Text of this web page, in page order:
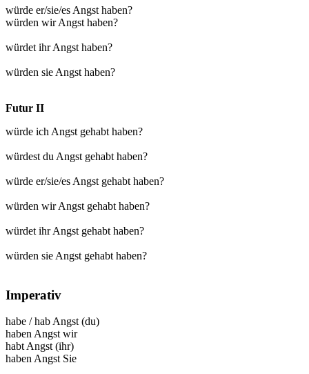
würde er/sie/es Angst haben?
würden wir Angst haben?
würdet ihr Angst haben?
würden sie Angst haben?
Futur II
würde ich Angst gehabt haben?
würdest du Angst gehabt haben?
würde er/sie/es Angst gehabt haben?
würden wir Angst gehabt haben?
würdet ihr Angst gehabt haben?
würden sie Angst gehabt haben?
Imperativ
habe /hab Angst (du)
haben Angst wir
habt Angst (ihr)
haben Angst Sie